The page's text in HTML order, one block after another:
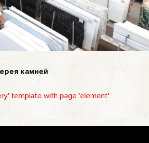
камней
template with page 'element'